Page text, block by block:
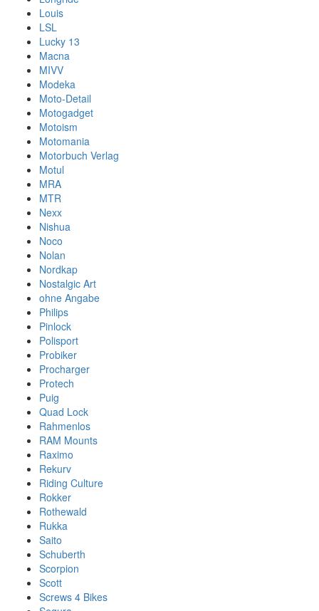
Louis
LSL
Lucky 13
Macna
MIVV
Modeka
Moto-Detail
Motogadget
Motoism
Motomania
Motorbuch Verlag
Motul
MRA
MTR
Nexx
Nishua
Noco
Nolan
Nordkap
Nostalgic Art
ohne Angabe
Philips
Pinlock
Polisport
Probiker
Procharger
Protech
Puig
Quad Lock
Rahmenlos
RAM Mounts
Raximo
Rekurv
Riding Culture
Rokker
Rothewald
Rukka
Saito
Schuberth
Scorpion
Scott
Screws 4 Bikes